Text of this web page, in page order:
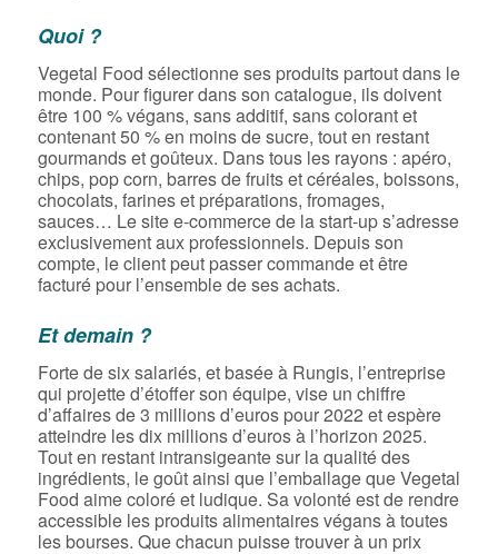
Quoi ?
Vegetal Food sélectionne ses produits partout dans le
monde. Pour figurer dans son catalogue, ils doivent
être 100 % végans, sans additif, sans colorant et
contenant 50 % en moins de sucre, tout en restant
gourmands et goûteux. Dans tous les rayons : apéro,
chips, pop corn, barres de fruits et céréales, boissons,
chocolats, farines et préparations, fromages,
sauces… Le site e-commerce de la start-up s’adresse
exclusivement aux professionnels. Depuis son
compte, le client peut passer commande et être
facturé pour l’ensemble de ses achats.
Et demain ?
Forte de six salariés, et basée à Rungis, l’entreprise
qui projette d’étoffer son équipe, vise un chiffre
d’affaires de 3 millions d’euros pour 2022 et espère
atteindre les dix millions d’euros à l’horizon 2025.
Tout en restant intransigeante sur la qualité des
ingrédients, le goût ainsi que l’emballage que Vegetal
Food aime coloré et ludique. Sa volonté est de rendre
accessible les produits alimentaires végans à toutes
les bourses. Que chacun puisse trouver à un prix